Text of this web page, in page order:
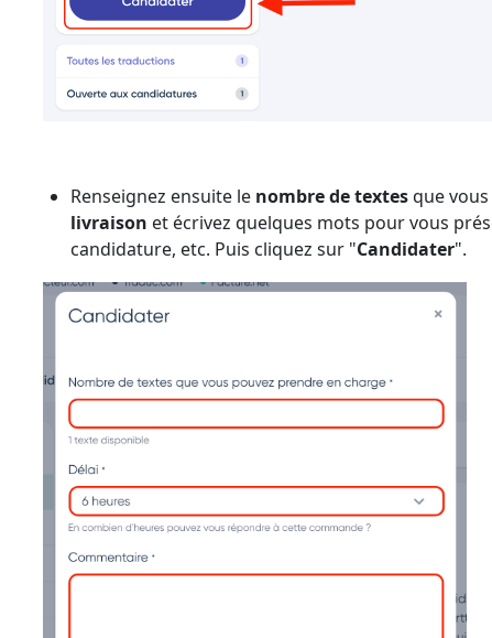
Renseignez ensuite le nombre de textesque
livraison et écrivez quelques mots pour vous
candidature, etc. Puis cliquez sur "Candidater".